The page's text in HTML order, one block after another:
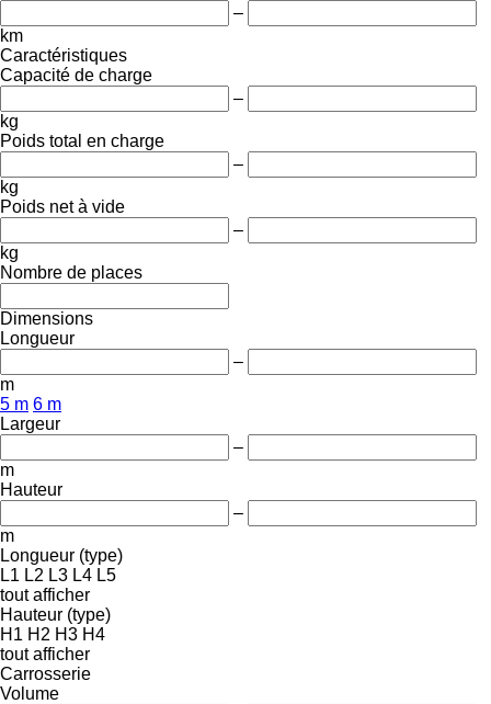
–
km
Caractéristiques
Capacité de charge
–
kg
Poids total en charge
–
kg
Poids net à vide
–
kg
Nombre de places
Dimensions
Longueur
–
m
5 m 6 m
Largeur
–
m
Hauteur
–
m
Longueur (type)
L1 L2 L3 L4 L5
tout afficher
Hauteur (type)
H1 H2 H3 H4
tout afficher
Carrosserie
Volume